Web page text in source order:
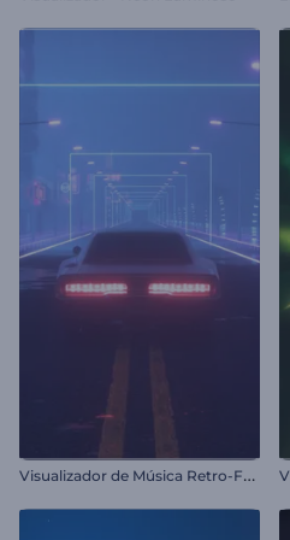
V
isualizador de Música Retro-Futurista